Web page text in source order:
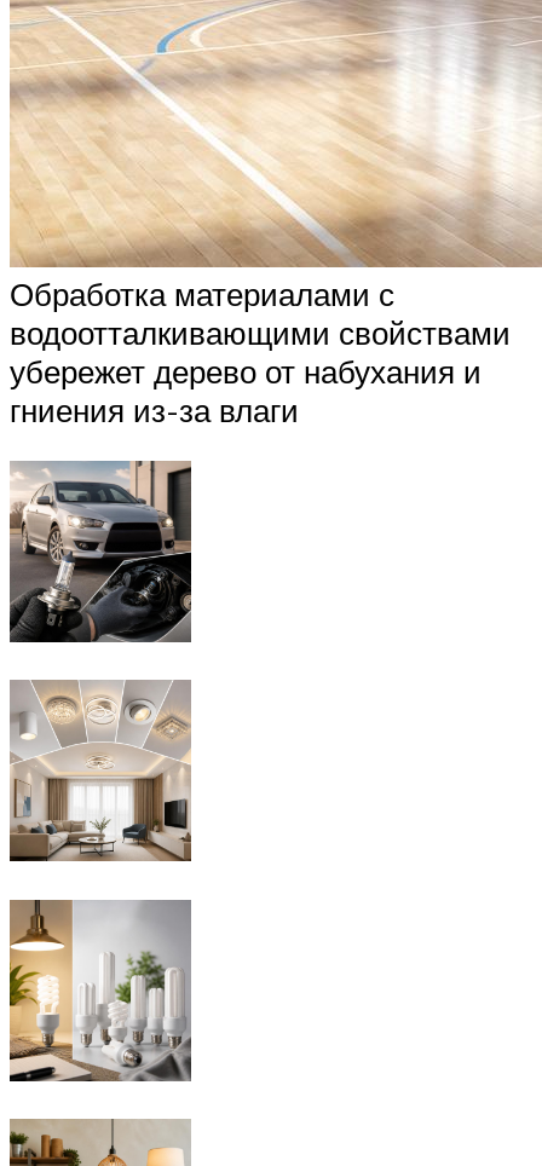
Обработка материалами с
водоотталкивающими свойствами
убережет дерево от набухания и
гниения из-за влаги